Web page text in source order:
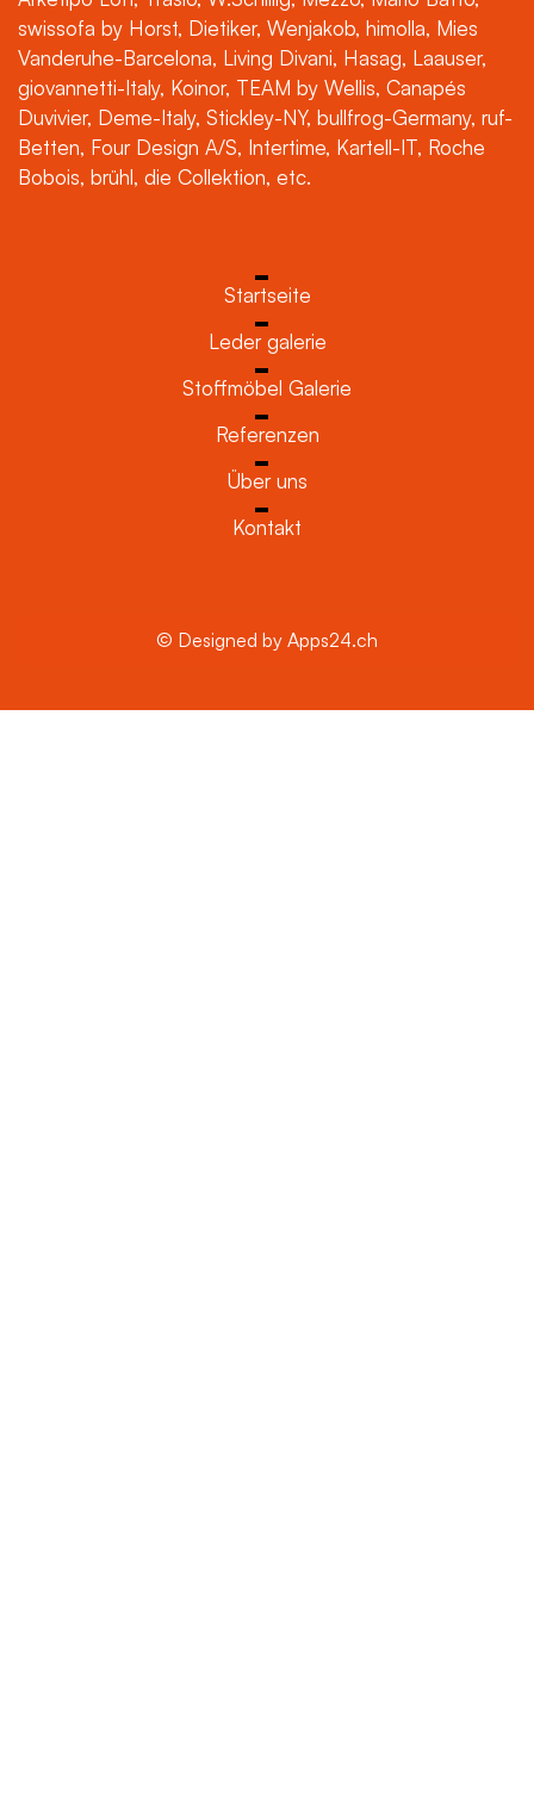
swissofa by Horst, Dietiker, Wenjakob, himolla, Mies
Vanderuhe-Barcelona, Living Divani, Hasag, Laauser,
giovannetti-Italy, Koinor, TEAM by Wellis, Canapés
Duvivier, Deme-Italy, Stickley-NY, bullfrog-Germany, ruf-
Betten, Four Design A/S, Intertime, Kartell-IT, Roche
Bobois, brühl, die Collektion, etc.
Startseite
Leder galerie
Stoffmöbel Galerie
Referenzen
Über uns
Kontakt
© Designed by Apps24.ch